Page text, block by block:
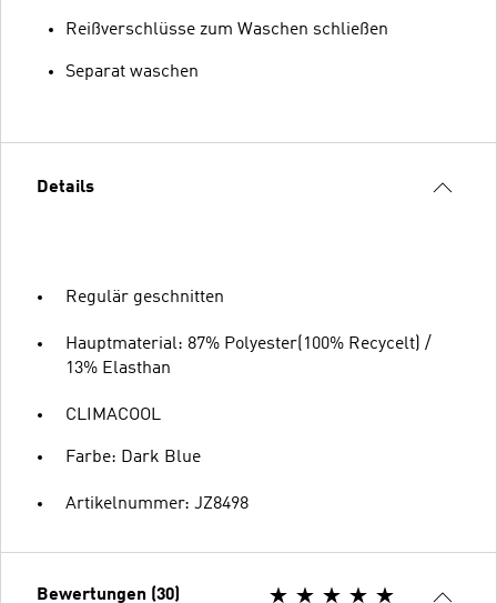
Reißverschlüsse zum Waschen schließen
Separat waschen
Details
Regulär geschnitten
Hauptmaterial: 87% Polyester(100% Recycelt) /
13% Elasthan
CLIMACOOL
Farbe: Dark Blue
Artikelnummer: JZ8498
Bewertungen (30)